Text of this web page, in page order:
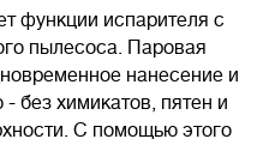
функции испарителя с
пылесоса. Паровая
нанесение и
без химикатов, пятен и
С помощью этого